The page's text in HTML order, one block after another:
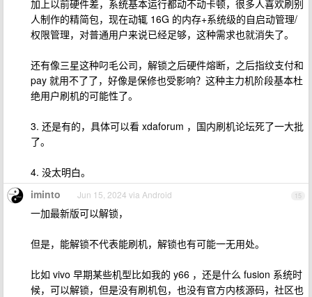
加上以前硬件差，系统基本运行都动不动卡顿，很多人喜欢刷别
人制作的精简包，现在动辄 16G 的内存+系统级的自启动管理/
权限管理，对普通用户来说已经足够，这种需求也就消失了。
还有像三星这种叼毛公司，解锁之后硬件熔断，之后指纹支付和
pay 就用不了了，好像是保修也受影响？这种主力机阶段基本杜
绝用户刷机的可能性了。
3. 还是有的，具体可以看 xdaforum ，国内刷机论坛死了一大批
了。
4. 没太明白。
15
iminto Jun 15, 2024 via Android
一加最新版可以解锁，
但是，能解锁不代表能刷机，解锁也有可能一无用处。
比如 vivo 早期某些机型比如我的 y66 ，还是什么 fusion 系统时
候，可以解锁，但是没有刷机包，也没有官方内核源码，社区也